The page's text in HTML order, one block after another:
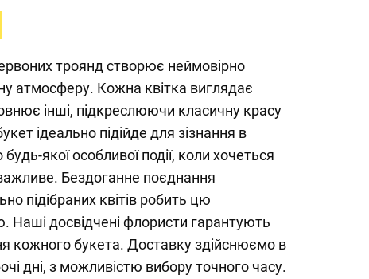
троянд створює неймовірно
атмосферу. Кожна квітка виглядає
інші, підкреслюючи класичну красу
ідеально підійде для зізнання в
якої особливої події, коли хочеться
Бездоганне поєднання
підібраних квітів робить цю
Наші досвідчені флористи гарантують
кожного букета. Доставку здійснюємо в
дні, з можливістю вибору точного часу.